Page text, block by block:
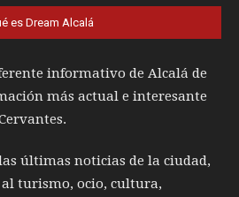
es Dream Alcalá
informativo de Alcalá de
más actual e interesante
últimas noticias de la ciudad,
turismo, ocio, cultura,